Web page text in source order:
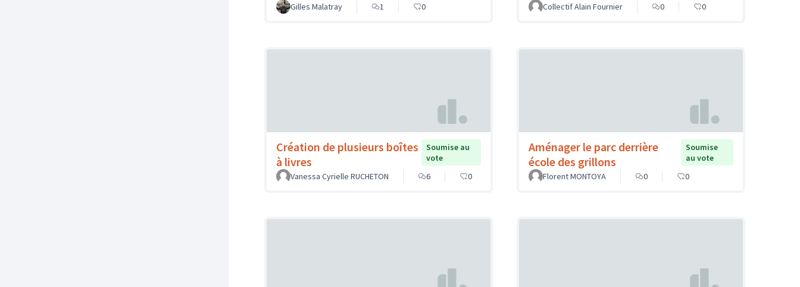
Gilles Malatray 1 0 Collectif Alain Fournier 0 0
Création de plusieurs boîtes
à livres
Soumise au
vote
Vanessa Cyrielle RUCHETON
6 0
Aménager le parc derrière
école des grillons
Soumise
au vote
Florent MONTOYA
0 0